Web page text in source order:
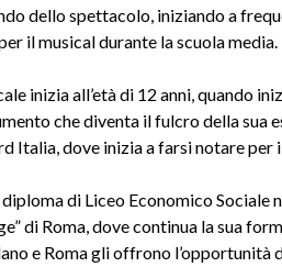
dello spettacolo, iniziando a
il musical durante la scuola media.
inizia all’età di 12 anni, quando
che diventa il fulcro della sua
Italia, dove inizia a farsi notare per
di Liceo Economico Sociale
di Roma, dove continua la sua
e Roma gli offrono l’opportunità